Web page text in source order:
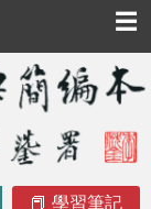
☰
學習筆記